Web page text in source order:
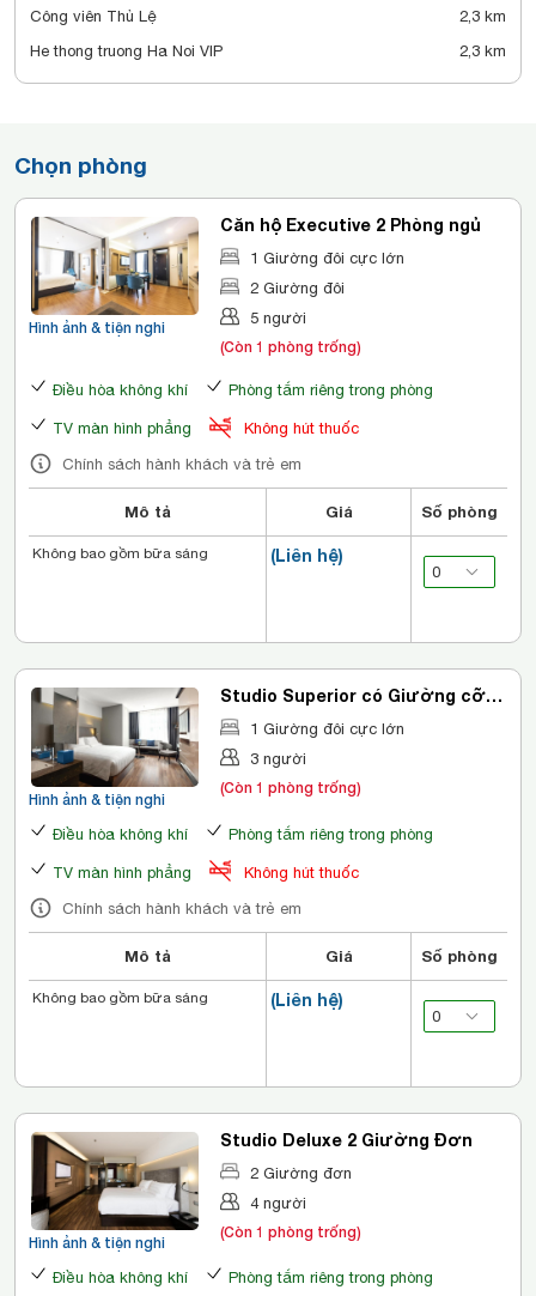
Công viên Thủ Lệ
2,3 km
He thong truong Ha Noi VIP
2,3 km
Chọn phòng
Hình ảnh & tiện nghi
Căn hộ Executive 2 Phòng ngủ
1 Giường đôi cực lớn
2 Giường đôi
5 người
(Còn 1 phòng trống)
Điều hòa không khí Phòng tắm riêng trong phòng
TV màn hình phẳng
Không hút thuốc
Chính sách hành khách và trẻ em
Mô tả Giá Số phòng
(Liên hệ)
Không bao gồm bữa sáng
Hình ảnh & tiện nghi
Studio Superior có Giường cỡ
King1 Giường đôi cực lớn
3 người
(Còn 1 phòng trống)
Điều hòa không khí Phòng tắm riêng trong phòng
TV màn hình phẳng
Không hút thuốc
Chính sách hành khách và trẻ em
Mô tả Giá Số phòng
(Liên hệ)
Không bao gồm bữa sáng
Hình ảnh & tiện nghi
Studio Deluxe 2 Giường Đơn
2 Giường đơn
4 người
(Còn 1 phòng trống)
Điều hòa không khí Phòng tắm riêng trong phòng